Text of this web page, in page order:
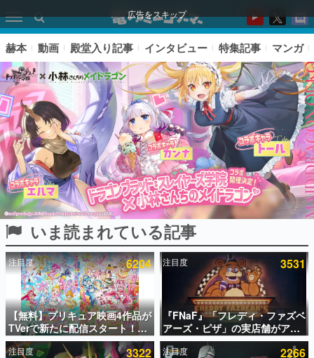
広告をスキップ
ピックアップ
電ファミのいま読まれている記事ランキング
アプリセール情報
インタビュー
赫本 動画 殿堂入り記事 インタビュー 特集記事 マンガ
いま読まれている記事
注目度 6204
【無料】プリキュア映画4作品が
TVerで新たに配信スタート！な
んと2018年～2024年の映画ほぼ
すべてが見放題に、ぶっちゃけ
注目度 3531
『FNaF』「フレディ・ファズベ
アーズ・ピザ」の実店舗がアメ
リカの商業施設「American
Dream」に2027年オープン！
注目度 3322 注目度 2266